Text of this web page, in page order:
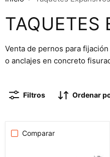
TAQUETES
Venta de pernos para
o anclajes en concreto
Filtros Ordenar
Comparar